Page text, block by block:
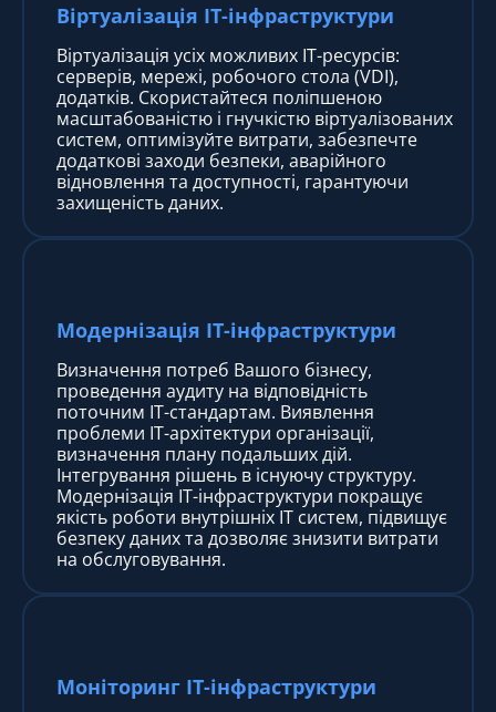
Віртуалізація IT-інфраструктури
Віртуалізація усіх можливих IT-ресурсів:
серверів, мережі, робочого стола (VDI),
додатків. Скористайтеся поліпшеною
масштабованістю і гнучкістю віртуалізованих
систем, оптимізуйте витрати, забезпечте
додаткові заходи безпеки, аварійного
відновлення та доступності, гарантуючи
захищеність даних.
Модернізація IT-інфраструктури
Визначення потреб Вашого бізнесу,
проведення аудиту на відповідність
поточним ІТ-стандартам. Виявлення
проблеми ІТ-архітектури організації,
визначення плану подальших дій.
Інтегрування рішень в існуючу структуру.
Модернізація IT-інфраструктури покращує
якість роботи внутрішніх ІТ систем, підвищує
безпеку даних та дозволяє знизити витрати
на обслуговування.
Моніторинг IT-інфраструктури